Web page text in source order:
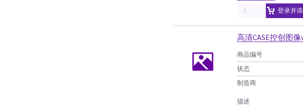
登录并
高清CASE控创图
商品编号
状态
制造商
描述